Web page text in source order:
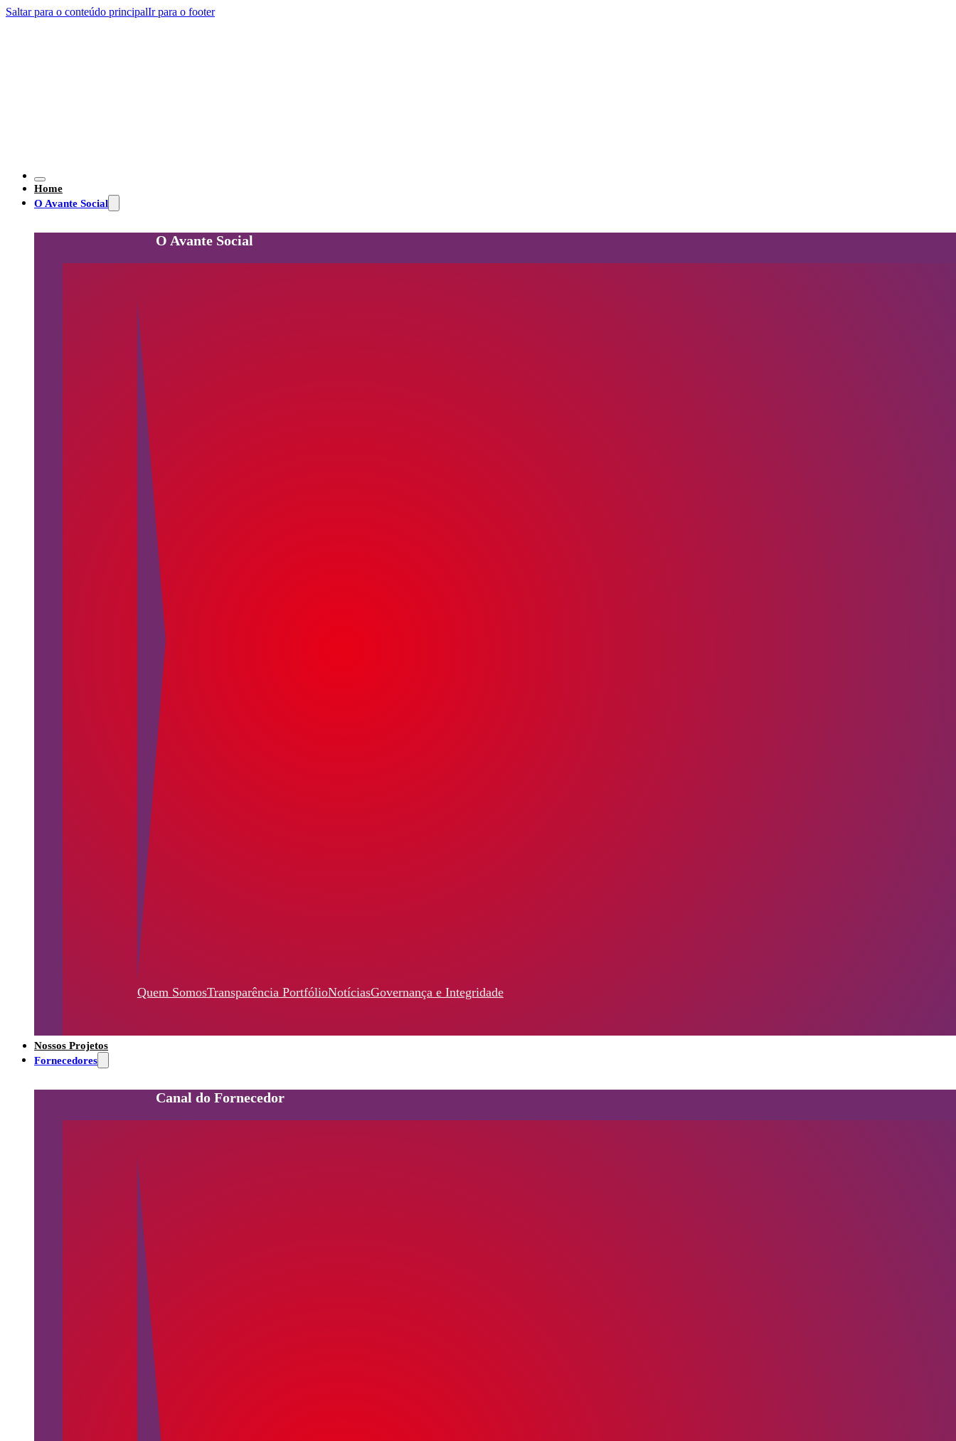
Saltar para o conteúdo principalIr para o footer
Home
O Avante Social
O Avante Social
Quem SomosTransparência PortfólioNotíciasGovernança e Integridade
Nossos Projetos
Fornecedores
Canal do Fornecedor